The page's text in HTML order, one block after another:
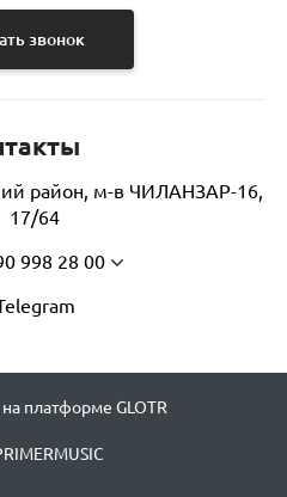
звонок
район, м-в ЧИЛАНЗАР-16,
17/64
998 28 00
платформе GLOTR